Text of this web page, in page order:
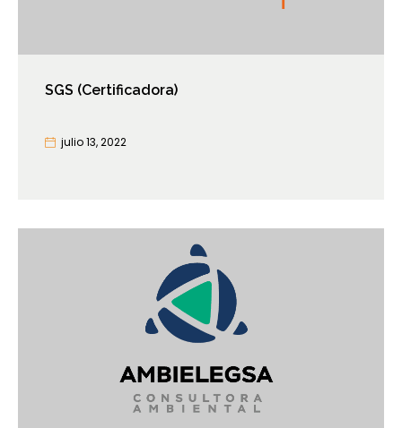
SGS (Certificadora)
julio 13, 2022